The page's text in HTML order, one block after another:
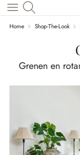
Naar de hoofdinhoud
Home Shop-The-Look
Grenen en